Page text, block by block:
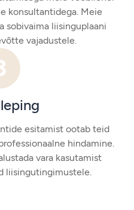
konsultantidega. Meie
sobivaima liisinguplaani
vajadustele.
esitamist ootab teid
hindamine.
vara kasutamist
liisingutingimustele.